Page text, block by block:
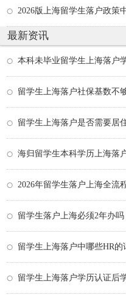
2026版上海留学生落户政策
最新资讯
本科未毕业留学生上海落户
留学生上海落户社保基数不
留学生上海落户是否需要居
海归留学生本科学历上海落
2026年留学生落户上海全流
留学生落户上海必须2年办吗
留学生上海落户中哪些HR的
留学生上海落户学历认证后